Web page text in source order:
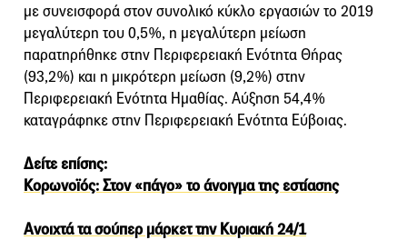
με συνεισφορά στον συνολικό κύκλο εργασιών το 2019
μεγαλύτερη του 0,5%, η μεγαλύτερη μείωση
παρατηρήθηκε στην Περιφερειακή Ενότητα Θήρας
(93,2%) και η μικρότερη μείωση (9,2%) στην
Περιφερειακή Ενότητα Ημαθίας. Αύξηση 54,4%
καταγράφηκε στην Περιφερειακή Ενότητα Εύβοιας.
Δείτε επίσης:
Κορωνοϊός: Στον «πάγο» το άνοιγμα της εστίασης
Ανοιχτά τα σούπερ μάρκετ την Κυριακή 24/1